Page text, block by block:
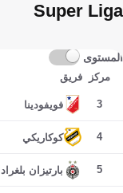
Super Liga
المستوى
مركز فريق
3 فويفودينا
4 كوكاريكي
5 بارتيزان بلغراد